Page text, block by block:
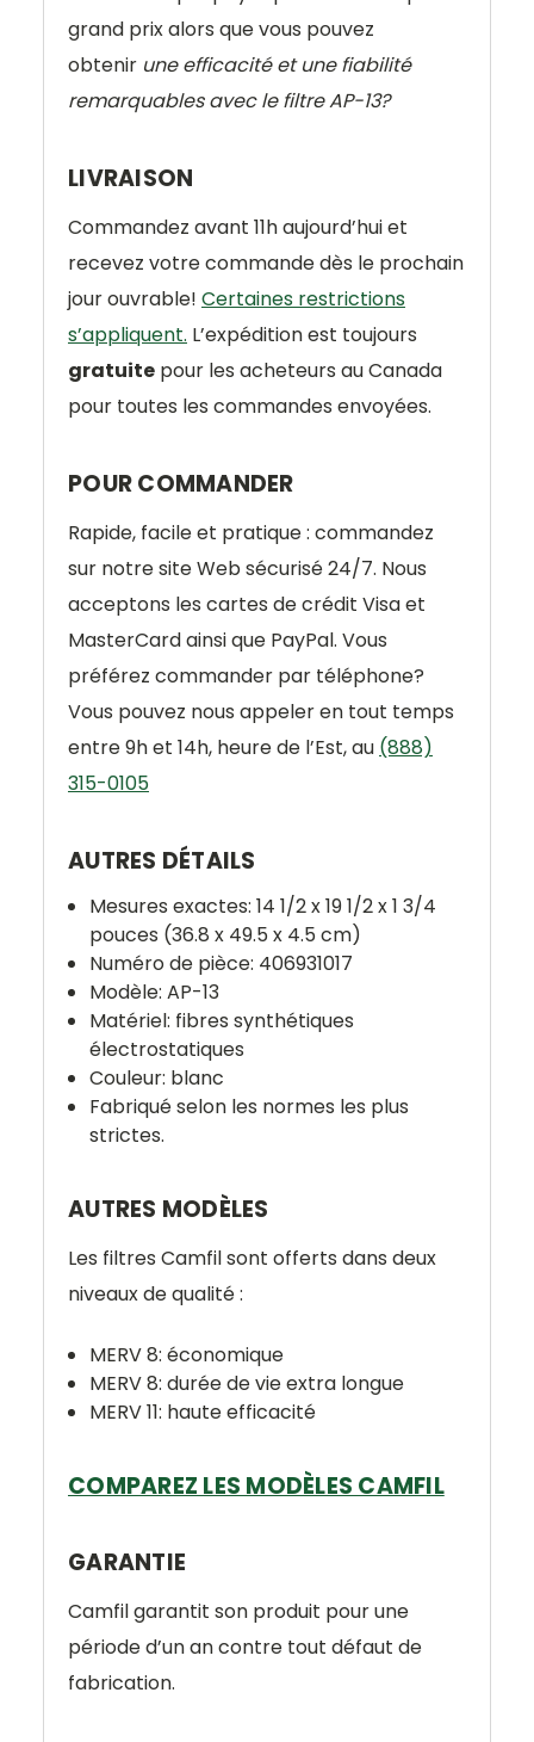
grand prix alors que vous pouvez
obtenir une efficacité et une fiabilité
remarquables avec le filtre AP-13?
LIVRAISON
Commandez avant 11h aujourd’hui et
recevez votre commande dès le prochain
jour ouvrable! Certaines restrictions
s’appliquent. L’expédition est toujours
gratuite pour les acheteurs au Canada
pour toutes les commandes envoyées.
POUR COMMANDER
Rapide, facile et pratique : commandez
sur notre site Web sécurisé 24/7. Nous
acceptons les cartes de crédit Visa et
MasterCard ainsi que PayPal. Vous
préférez commander par téléphone?
Vous pouvez nous appeler en tout temps
entre 9h et 14h, heure de l’Est, au (888)
315-0105
AUTRES DÉTAILS
Mesures exactes: 14 1/2 x 19 1/2 x 1 3/4
pouces (36.8 x 49.5 x 4.5 cm)
Numéro de pièce: 406931017
Modèle: AP-13
Matériel: fibres synthétiques
électrostatiques
Couleur: blanc
Fabriqué selon les normes les plus
strictes.
AUTRES MODÈLES
Les filtres Camfil sont offerts dans deux
niveaux de qualité :
MERV 8: économique
MERV 8: durée de vie extra longue
MERV 11: haute efficacité
COMPAREZ LES MODÈLES CAMFIL
GARANTIE
Camfil garantit son produit pour une
période d’un an contre tout défaut de
fabrication.